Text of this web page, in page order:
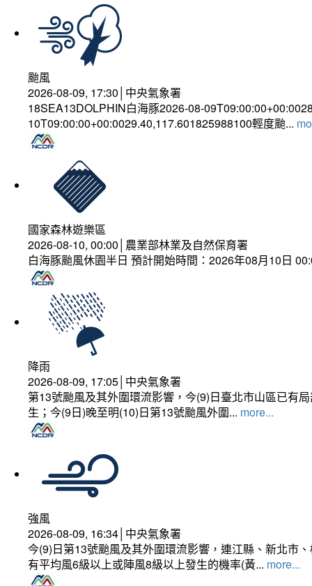
颱風
2026-08-09, 17:30│中央氣象署
18SEA13DOLPHIN白海豚2026-08-
10T09:00:00+00:0029.40,117.601825988100輕度颱...
國家森林遊樂區
2026-08-10, 00:00│農業部林業及自然保育署
白海豚颱風休園半日 預計開始時間：2026年08月10日
降雨
2026-08-09, 17:05│中央氣象署
第13號颱風及其外圍環流影響，今(9)日臺北市山區已有
生；今(9日)晚至明(10)日第13號颱風外圍... more...
強風
2026-08-09, 16:34│中央氣象署
今(9)日第13號颱風及其外圍環流影響，連江縣、新北市
有平均風6級以上或陣風8級以上發生的機率(黃... more...